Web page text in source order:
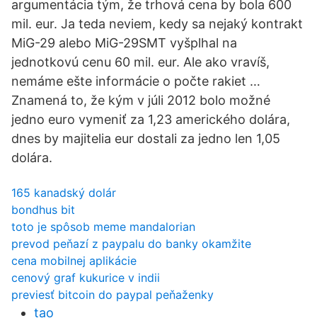
argumentácia tým, že trhová cena by bola 600
mil. eur. Ja teda neviem, kedy sa nejaký kontrakt
MiG-29 alebo MiG-29SMT vyšplhal na
jednotkovú cenu 60 mil. eur. Ale ako vravíš,
nemáme ešte informácie o počte rakiet …
Znamená to, že kým v júli 2012 bolo možné
jedno euro vymeniť za 1,23 amerického dolára,
dnes by majitelia eur dostali za jedno len 1,05
dolára.
165 kanadský dolár
bondhus bit
toto je spôsob meme mandalorian
prevod peňazí z paypalu do banky okamžite
cena mobilnej aplikácie
cenový graf kukurice v indii
previesť bitcoin do paypal peňaženky
tao